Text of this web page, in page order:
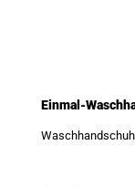
Einmal-